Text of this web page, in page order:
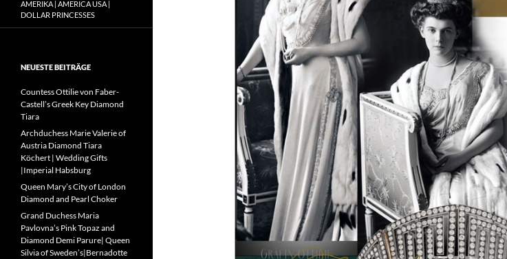
AMERIKA | AMERICA USA |
DOLLAR PRINCESSES
NEUESTE BEITRÄGE
Countess Ottilie von Faber-
Castell’s Greek Key Diamond
Tiara
Archduchess Marie Valerie of
Austria Diamond Tiara
Köchert | Wedding Gifts
|Imperial Habsburg
Queen Mary’s City of London
Diamond and Pearl Choker
Grand Duchess Maria
Pavlovna’s Pink Topaz and
Diamond Demi Parure| Queen
Silvia of Sweden’s|Bernadotte